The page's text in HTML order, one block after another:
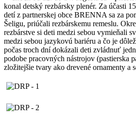
konal detský rezbársky plenér. Za účasti
detí z partnerskej obce BRENNA sa za
Šeligu, priúčali rezbárskemu remeslu.
rezbárstve si deti medzi sebou vymieňali
medzi sebou jazykovú bariéru a čo je
počas troch dní dokázali deti zvládnuť
podobe pracovných nástrojov (pastierska
zložitejšie tvary ako drevené ornamenty a